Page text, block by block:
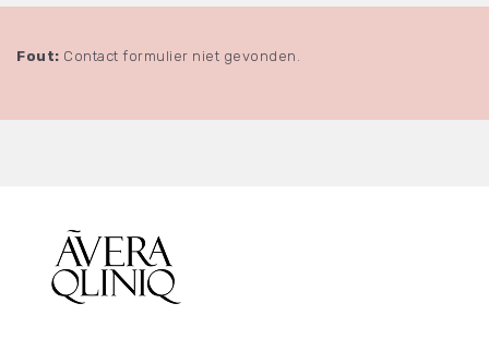
Fout: Contact formulier niet gevonden.